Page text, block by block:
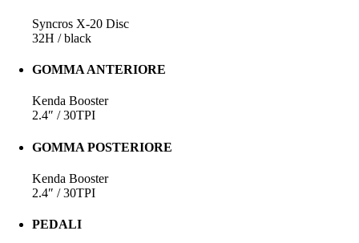
Syncros X-20 Disc
32H / black
GOMMA ANTERIORE
Kenda Booster
2.4″ / 30TPI
GOMMA POSTERIORE
Kenda Booster
2.4″ / 30TPI
PEDALI